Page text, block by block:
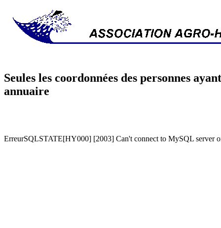
Seules les coordonnées des personnes
annuaire
ErreurSQLSTATE[HY000] [2003] Can't connect to MySQL server